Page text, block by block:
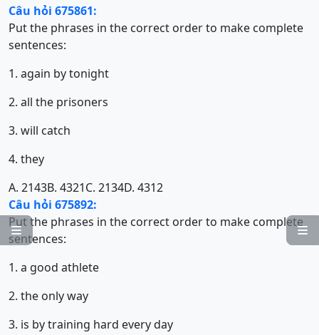


Câu hỏi 675861:
Put the phrases in the correct order to make complete
sentences:
1. again by tonight
2. all the prisoners
3. will catch
4. they
A. 2143B. 4321C. 2134D. 4312
Câu hỏi 675892:
Put the phrases in the correct order to make complete
sentences:
1. a good athlete
2. the only way
3. is by training hard every day